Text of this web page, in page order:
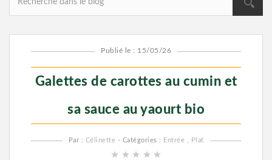
Publié le : 15/05/26
Galettes de carottes au cumin et
sa sauce au yaourt bio
Par : Célinette - Catégories : Entrée , Plat
star star star star star